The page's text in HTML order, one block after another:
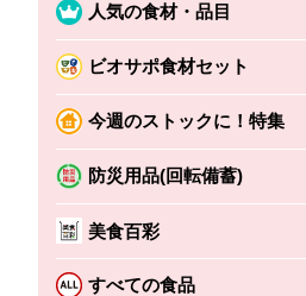
人気の食材・品目
ビオサポ食材セット
今週のストックに！特集
防災用品(回転備蓄)
美食百彩
すべての食品